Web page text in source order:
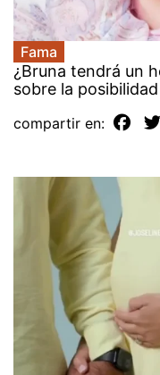
Fama
¿Bruna tendrá un
sobre la
compartir en: